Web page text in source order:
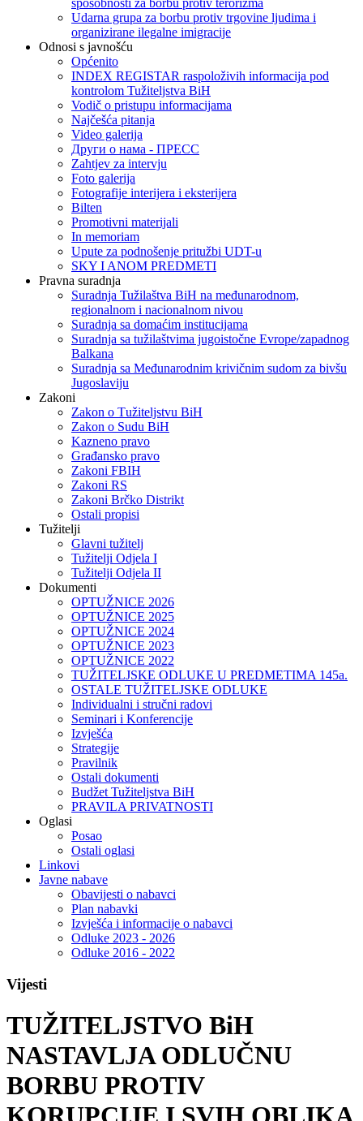
sposobnosti za borbu protiv terorizma
Udarna grupa za borbu protiv trgovine ljudima i
organizirane ilegalne imigracije
Odnosi s javnošću
Općenito
INDEX REGISTAR raspoloživih informacija pod
kontrolom Tužiteljstva BiH
Vodič o pristupu informacijama
Najčešća pitanja
Video galerija
Други о нама - ПРЕСC
Zahtjev za intervju
Foto galerija
Fotografije interijera i eksterijera
Bilten
Promotivni materijali
In memoriam
Upute za podnošenje pritužbi UDT-u
SKY I ANOM PREDMETI
Pravna suradnja
Suradnja Tužilaštva BiH na međunarodnom,
regionalnom i nacionalnom nivou
Suradnja sa domaćim institucijama
Suradnja sa tužilaštvima jugoistočne Evrope/zapadnog
Balkana
Suradnja sa Međunarodnim krivičnim sudom za bivšu
Jugoslaviju
Zakoni
Zakon o Тužiteljstvu BiH
Zakon o Sudu BiH
Kazneno pravo
Građansko pravo
Zakoni FBIH
Zakoni RS
Zakoni Brčko Distrikt
Ostali propisi
Tužitelji
Glavni tužitelj
Tužitelji Odjela I
Tužitelji Odjela II
Dokumenti
OPTUŽNICE 2026
OPTUŽNICE 2025
OPTUŽNICE 2024
OPTUŽNICE 2023
OPTUŽNICE 2022
TUŽITELJSKE ODLUKE U PREDMETIMA 145a.
OSTALE TUŽITELJSKE ODLUKE
Individualni i stručni radovi
Seminari i Konferencije
Izvješća
Strategije
Pravilnik
Ostali dokumenti
Budžet Tužiteljstva BiH
PRAVILA PRIVATNOSTI
Oglasi
Posao
Ostali oglasi
Linkovi
Javne nabave
Obavijesti o nabavci
Plan nabavki
Izvješća i informacije o nabavci
Odluke 2023 - 2026
Odluke 2016 - 2022
Vijesti
TUŽITELJSTVO BiH
NASTAVLJA ODLUČNU
BORBU PROTIV